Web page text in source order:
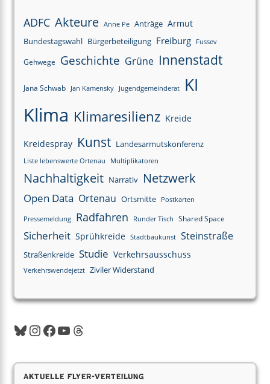
ADFC Akteure Anne Pe Anträge Armut
Bundestagswahl Bürgerbeteiligung Freiburg Fussev
Gehwege Geschichte Grüne Innenstadt
Jana Schwab Jan Kamensky Jugendgemeinderat KI
Klima Klimaresilienz Kreide
Kreidespray Kunst Landesarmutskonferenz
Liste lebenswerte Ortenau Multiplikatoren
Nachhaltigkeit Narrativ Netzwerk
Open Data Ortenau Ortsmitte Postkarten
Pressemeldung Radfahren Runder Tisch Shared Space
Sicherheit Sprühkreide Stadtbaukunst Steinstraße
Straßenkreide Studie Verkehrsausschuss
Verkehrswendejetzt Ziviler Widerstand
Aktuelle Flyer-Verteilung